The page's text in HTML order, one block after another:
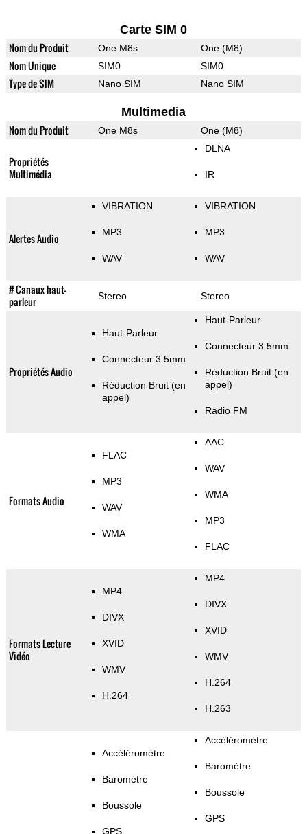
Carte SIM 0
Nom du Produit One M8s One (M8)
Nom Unique SIM0 SIM0
Type de SIM Nano SIM Nano SIM
Multimedia
Nom du Produit One M8s One (M8)
Propriétés
Multimédia
DLNA
IR
Alertes Audio
VIBRATION
MP3
WAV
VIBRATION
MP3
WAV
# Canaux haut-
parleur
Stereo Stereo
Propriétés Audio
Haut-Parleur
Connecteur 3.5mm
Réduction Bruit (en
appel)
Haut-Parleur
Connecteur 3.5mm
Réduction Bruit (en
appel)
Radio FM
Formats Audio
FLAC
MP3
WAV
WMA
AAC
WAV
WMA
MP3
FLAC
Formats Lecture
Vidéo
MP4
DIVX
XVID
WMV
H.264
MP4
DIVX
XVID
WMV
H.264
H.263
Accéléromètre
Baromètre
Boussole
GPS
Accéléromètre
Baromètre
Boussole
GPS